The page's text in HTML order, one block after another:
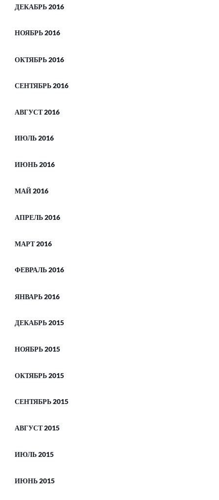
ДЕКАБРЬ 2016
НОЯБРЬ 2016
ОКТЯБРЬ 2016
СЕНТЯБРЬ 2016
АВГУСТ 2016
ИЮЛЬ 2016
ИЮНЬ 2016
МАЙ 2016
АПРЕЛЬ 2016
МАРТ 2016
ФЕВРАЛЬ 2016
ЯНВАРЬ 2016
ДЕКАБРЬ 2015
НОЯБРЬ 2015
ОКТЯБРЬ 2015
СЕНТЯБРЬ 2015
АВГУСТ 2015
ИЮЛЬ 2015
ИЮНЬ 2015